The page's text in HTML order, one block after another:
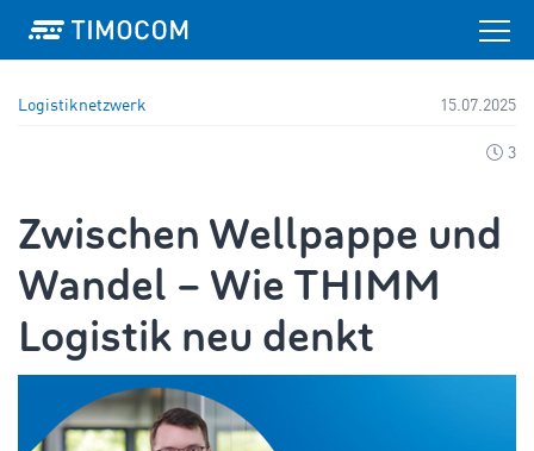
Logistiknetzwerk 15.07.2025
3
Zwischen Wellpappe und
Wandel – Wie THIMM
Logistik neu denkt